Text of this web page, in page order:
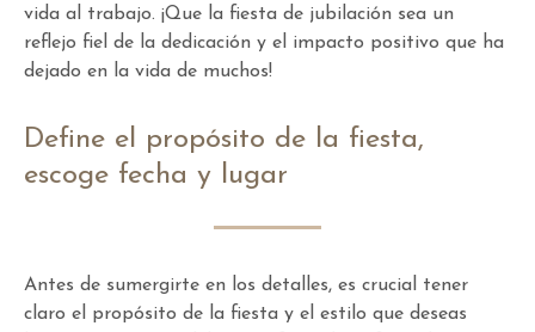
vida al trabajo. ¡Que la fiesta de jubilación sea un
reflejo fiel de la dedicación y el impacto positivo que ha
dejado en la vida de muchos!
Define el propósito de la fiesta,
escoge fecha y lugar
Antes de sumergirte en los detalles, es crucial tener
claro el propósito de la fiesta y el estilo que deseas